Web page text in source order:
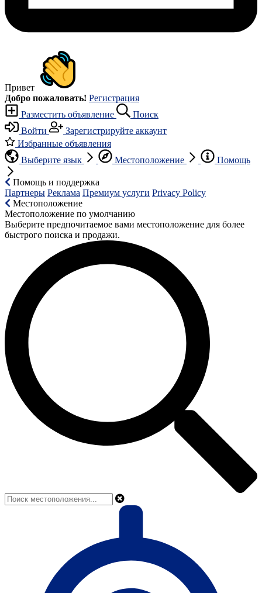
Привет
Добро пожаловать! Регистрация
Разместить объявление
Поиск
Войти
Зарегистрируйте аккаунт
Избранные объявления
Выберите язык
Местоположение Помощь
Помощь и поддержка
Партнеры Реклама Премиум услуги Privacy Policy
Местоположение
Местоположение по умолчанию
Выберите предпочитаемое вами местоположение для более
быстрого поиска и продажи.